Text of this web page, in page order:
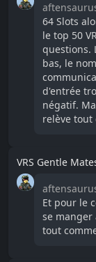
64 Slots
le top 50
questions.
bas, le
d'entrée
négatif.
relève tout
VRS Gentle
Et pour le
se manger
tout